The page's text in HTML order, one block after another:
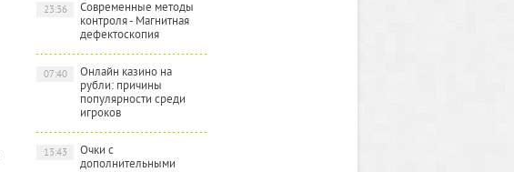
Современные методы
контроля - Магнитная
дефектоскопия
23:36
Онлайн казино на
рубли: причины
популярности среди
игроков
07:40
Очки с
дополнительными
13:43